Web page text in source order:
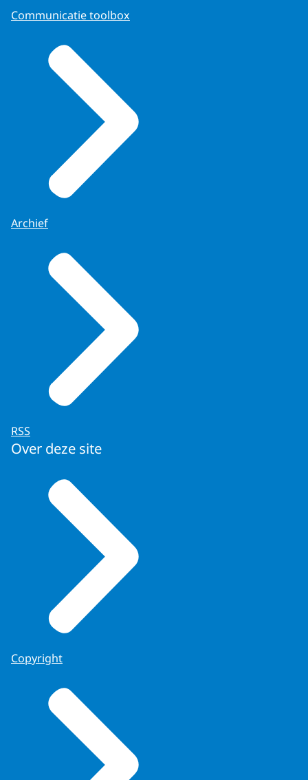
Communicatie toolbox
Archief
RSS
Over deze site
Copyright